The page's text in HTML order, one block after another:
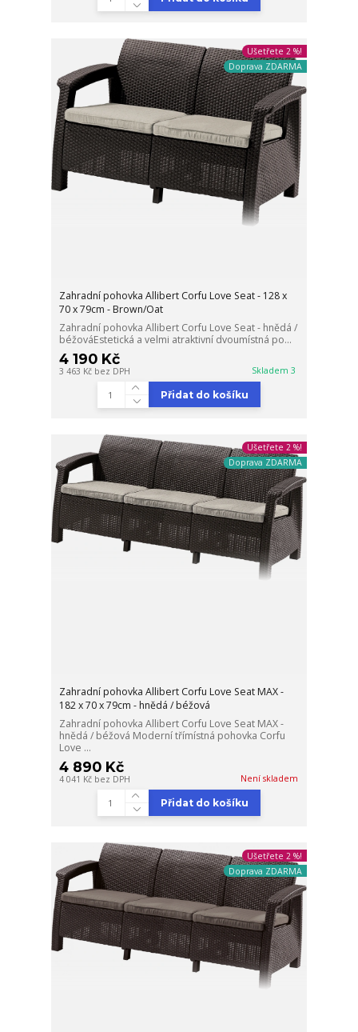
Ušetřete 2 %!
Doprava ZDARMA
Zahradní pohovka Allibert Corfu Love Seat - 128 x
70 x 79cm - Brown/Oat
Zahradní pohovka Allibert Corfu Love Seat - hnědá /
béžováEstetická a velmi atraktivní dvoumístná po...
4 190 Kč
3 463 Kč bez DPH Skladem 3
Přidat do košíku
Ušetřete 2 %!
Doprava ZDARMA
Zahradní pohovka Allibert Corfu Love Seat MAX -
182 x 70 x 79cm - hnědá / béžová
Zahradní pohovka Allibert Corfu Love Seat MAX -
hnědá / béžová Moderní třímístná pohovka Corfu
Love ...
4 890 Kč
4 041 Kč bez DPH Není skladem
Přidat do košíku
Ušetřete 2 %!
Doprava ZDARMA